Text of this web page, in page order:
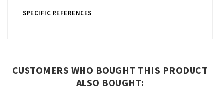
SPECIFIC REFERENCES
CUSTOMERS WHO BOUGHT THIS PRODUCT
ALSO BOUGHT: